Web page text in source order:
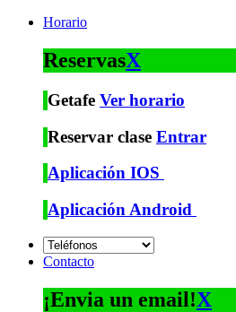
Horario
ReservasX
Getafe Ver horario
Reservar clase Entrar
Aplicación IOS
Aplicación Android
Contacto
¡Envia un email!X